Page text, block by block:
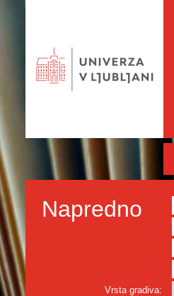
Napredno
Vrsta gradiva: